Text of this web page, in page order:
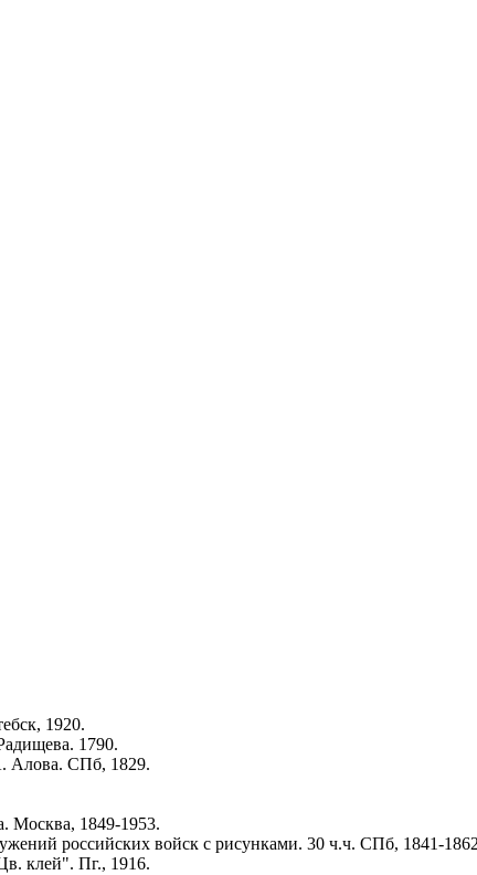
1920.
1790.
Алова. СПб, 1829.
Москва, 1849-1953.
российских войск с рисунками. 30 ч.ч. СПб, 1841-
клей". Пг., 1916.